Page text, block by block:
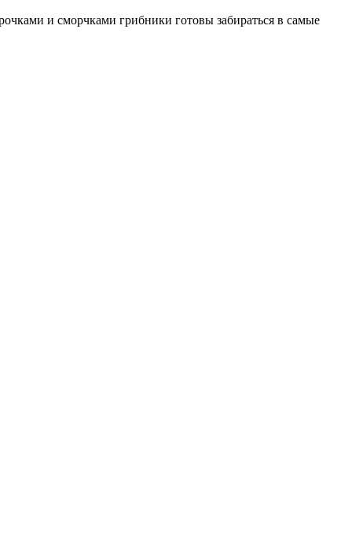
и сморчками грибники готовы забираться в самые